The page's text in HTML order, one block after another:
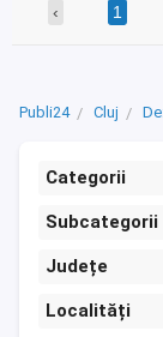
‹ 1
Publi24 Cluj
Categorii
Subcategorii
Județe
Localități